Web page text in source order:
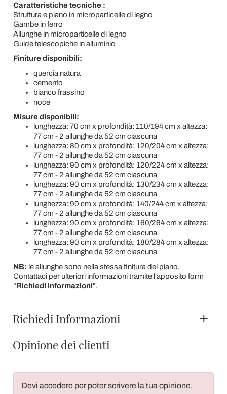
Caratteristiche tecniche :
Struttura e piano in microparticelle di legno
Gambe in ferro
Allunghe in microparticelle di legno
Guide telescopiche in alluminio
Finiture disponibili:
quercia natura
cemento
bianco frassino
noce
Misure disponibili:
lunghezza: 70 cm x profondità: 110/194 cm x altezza:
77 cm - 2 allunghe da 52 cm ciascuna
lunghezza: 80 cm x profondità: 120/204 cm x altezza:
77 cm - 2 allunghe da 52 cm ciascuna
lunghezza: 90 cm x profondità: 120/224 cm x altezza:
77 cm - 2 allunghe da 52 cm ciascuna
lunghezza: 90 cm x profondità: 130/234 cm x altezza:
77 cm - 2 allunghe da 52 cm ciascuna
lunghezza: 90 cm x profondità: 140/244 cm x altezza:
77 cm - 2 allunghe da 52 cm ciascuna
lunghezza: 90 cm x profondità: 160/264 cm x altezza:
77 cm - 2 allunghe da 52 cm ciascuna
lunghezza: 90 cm x profondità: 180/284 cm x altezza:
77 cm - 2 allunghe da 52 cm ciascuna
NB: le allunghe sono nella stessa finitura del piano.
Contattaci per ulteriori informazioni tramite l'apposito form
"Richiedi informazioni".
Richiedi Informazioni
Opinione dei clienti
Devi accedere per poter scrivere la tua opinione.